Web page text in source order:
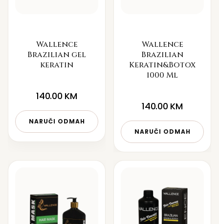
Wallence
Brazilian gel
keratin
140.00 KM
NARUČI ODMAH
Wallence
Brazilian
Keratin&Botox
1000 Ml
140.00 KM
NARUČI ODMAH